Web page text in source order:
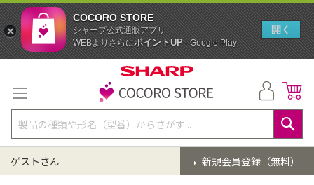
テ
ン
ツ
に
ス
キ
ッ
検
索
新規会員登録（無料）
ゲストさん
COCORO STORE
シャープ公式通販アプリ
WEBよりさらにポイントUP- Google Play
開く